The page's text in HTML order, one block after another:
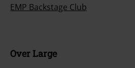
EMP Backstage Club
Over Large